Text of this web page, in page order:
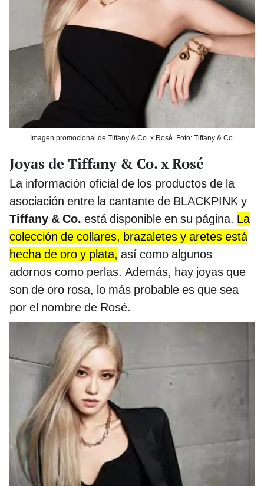
Imagen promocional de Tiffany & Co. x Rosé. Foto: Tiffany & Co.
Joyas de Tiffany & Co. x Rosé
La información oficial de los productos de la
asociación entre la cantante de BLACKPINK y
Tiffany & Co. está disponible en su página. La
colección de collares, brazaletes y aretes está
hecha de oro y plata, así como algunos
adornos como perlas. Además, hay joyas que
son de oro rosa, lo más probable es que sea
por el nombre de Rosé.